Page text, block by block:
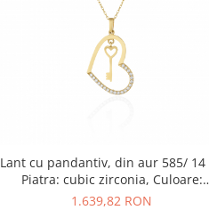
Lant cu pandantiv, din aur 585/ 14
Piatra: cubic zirconia, Culoare:
transparenta
1.639,82 RON